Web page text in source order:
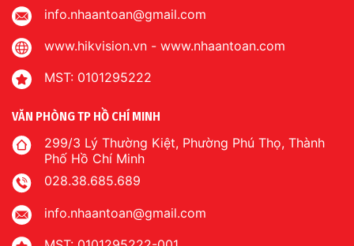
info.nhaantoan@gmail.com
www.hikvision.vn - www.nhaantoan.com
MST: 0101295222
VĂN PHÒNG TP HỒ CHÍ MINH
299/3 Lý Thường Kiệt, Phường Phú Thọ, Thành
Phố Hồ Chí Minh
028.38.685.689
info.nhaantoan@gmail.com